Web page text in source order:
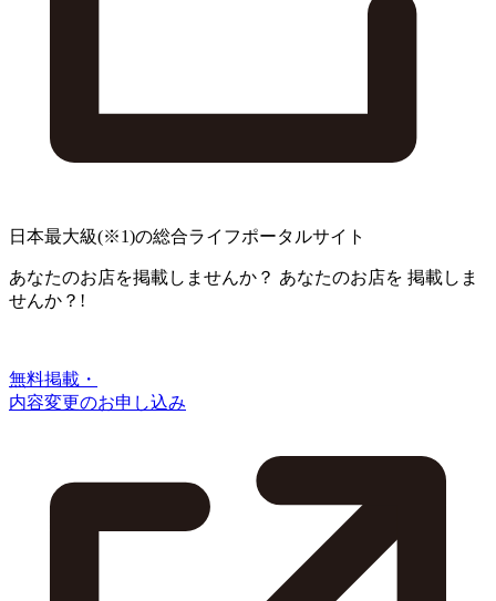
日本最大級(※1)の総合ライフポータルサイト
あなたのお店を掲載しませんか？ あなたのお店を 掲載しま
せんか？!
無料掲載・
内容変更のお申し込み